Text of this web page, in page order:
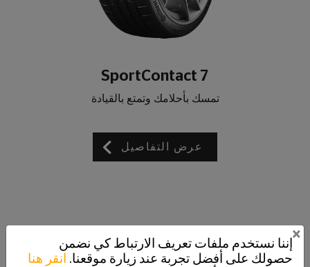
SportContact 7
تمسك بأحلامك وتمتع بالقيادة
عرض التفاصيل
إننا نستخدم ملفات تعريف الارتباط كي نضمن
حصولك على أفضل تجربة عند زيارة موقعنا. انقر هنا
×